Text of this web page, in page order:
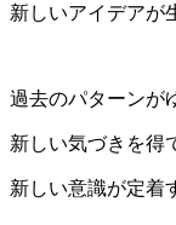
新しいアイデアが
過去のパターンが
新しい気づきを得
新しい意識が定着